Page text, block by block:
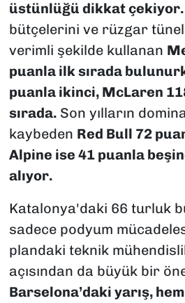
üstünlüğü dikkat çekiyor.
bütçelerini ve rüzgar
verimli şekilde kullanan
puanla ilk sırada
puanla ikinci, McLaren
sırada.Son yılların
kaybeden Red Bull 72
Alpine ise 41 puanla
alıyor.
Katalonya'daki 66 turluk
sadece podyum
plandaki teknik
açısından da büyük bir
Barselona’daki yarış,